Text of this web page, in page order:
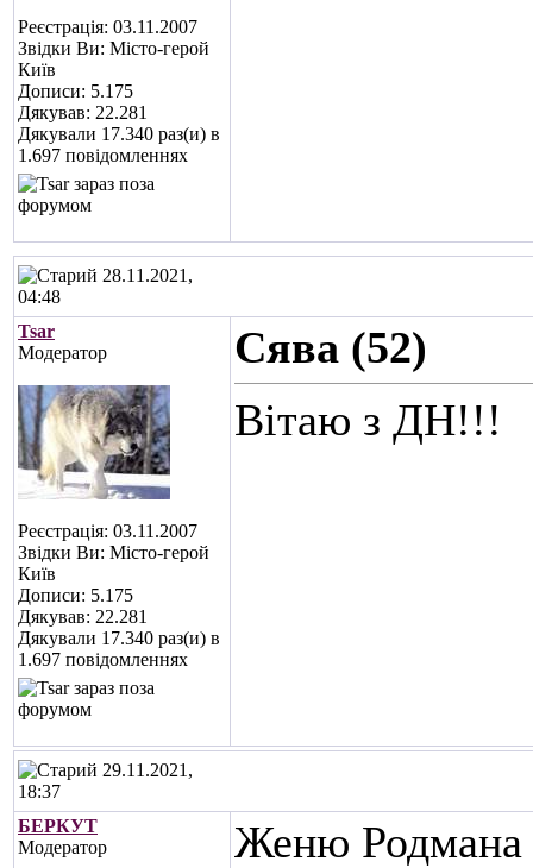
Реєстрація: 03.11.2007
Звідки Ви: Місто-герой
Київ
Дописи: 5.175
Дякував: 22.281
Дякували 17.340 раз(и) в
1.697 повідомленнях
28.11.2021,
04:48
Tsar
Модератор
Реєстрація: 03.11.2007
Звідки Ви: Місто-герой
Київ
Дописи: 5.175
Дякував: 22.281
Дякували 17.340 раз(и) в
1.697 повідомленнях
Сява (52)
Вітаю з ДН!!!
29.11.2021,
18:37
БЕРКУТ
Модератор
Женю Родмана